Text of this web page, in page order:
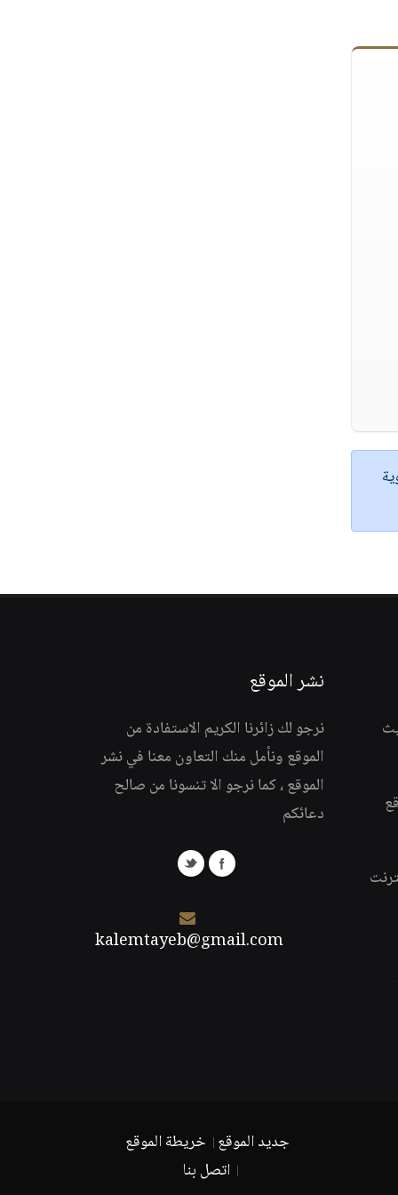
نشر الموقع
نرجو لك زائرنا الكريم الاستفادة من
الموقع ونأمل منك التعاون معنا في نشر
الموقع ، كما نرجو الا تنسونا من صالح
دعائكم
kalemtayeb@gmail.com
جديد الموقع خريطة الموقع
اتصل بنا